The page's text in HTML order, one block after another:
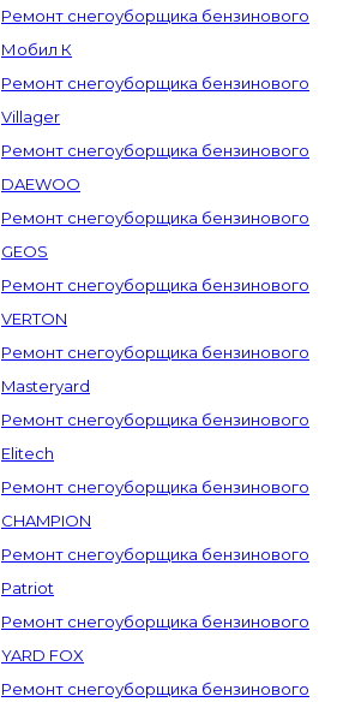
Ремонт снегоуборщика бензинового
Мобил К
Ремонт снегоуборщика бензинового
Villager
Ремонт снегоуборщика бензинового
DAEWOO
Ремонт снегоуборщика бензинового
GEOS
Ремонт снегоуборщика бензинового
VERTON
Ремонт снегоуборщика бензинового
Masteryard
Ремонт снегоуборщика бензинового
Elitech
Ремонт снегоуборщика бензинового
CHAMPION
Ремонт снегоуборщика бензинового
Patriot
Ремонт снегоуборщика бензинового
YARD FOX
Ремонт снегоуборщика бензинового